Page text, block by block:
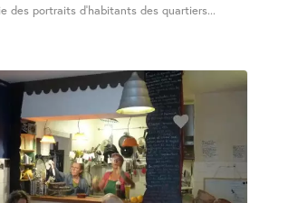
des portraits d’habitants des quartiers...